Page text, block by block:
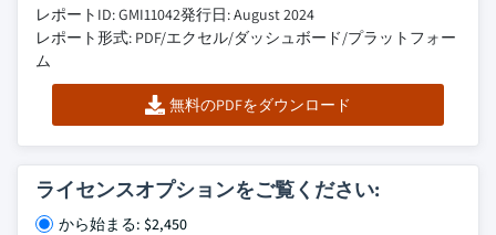
レポートID: GMI11042発行日: August 2024
レポート形式: PDF/エクセル/ダッシュボード/プラットフォー
ム
無料のPDFをダウンロード
ライセンスオプションをご覧ください:
から始まる: $2,450